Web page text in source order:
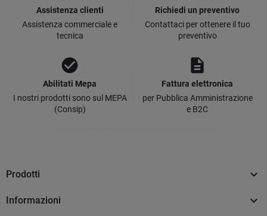
Assistenza clienti
Assistenza commerciale e
tecnica
Richiedi un preventivo
Contattaci per ottenere il tuo
preventivo
check_circle
Abilitati Mepa
I nostri prodotti sono sul MEPA
(Consip)
description
Fattura elettronica
per Pubblica Amministrazione
e B2C
Prodotti 
Informazioni 